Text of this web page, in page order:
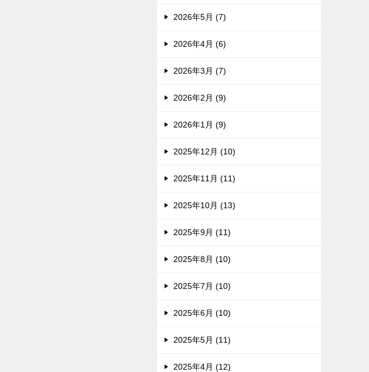
2026年5月 (7)
2026年4月 (6)
2026年3月 (7)
2026年2月 (9)
2026年1月 (9)
2025年12月 (10)
2025年11月 (11)
2025年10月 (13)
2025年9月 (11)
2025年8月 (10)
2025年7月 (10)
2025年6月 (10)
2025年5月 (11)
2025年4月 (12)